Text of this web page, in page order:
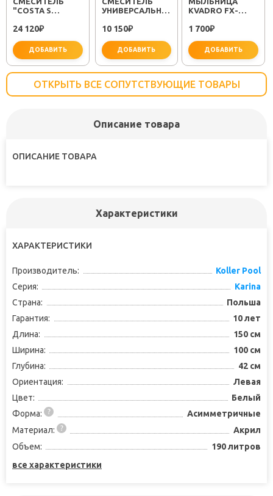
"COSTA S
24 120₽
ДОБАВИТЬ
УНИВЕРСАЛЬНЫЙ
LM1151C"
10 150₽
ДОБАВИТЬ
KVADRO FX-
1 700₽
ДОБАВИТЬ
ОТКРЫТЬ ВСЕ СОПУТСТВУЮЩИЕ ТОВАРЫ
Описание товара
ОПИСАНИЕ ТОВАРА
Характеристики
ХАРАКТЕРИСТИКИ
Производитель:
Koller Pool
Серия:
Karina
Страна:
Польша
Гарантия:
10 лет
Длина:
150 см
Ширина:
100 см
Глубина:
42 см
Ориентация:
Левая
Цвет:
Белый
Форма:
Асимметричные
Материал:
Акрил
Объем:
190 литров
все характеристики